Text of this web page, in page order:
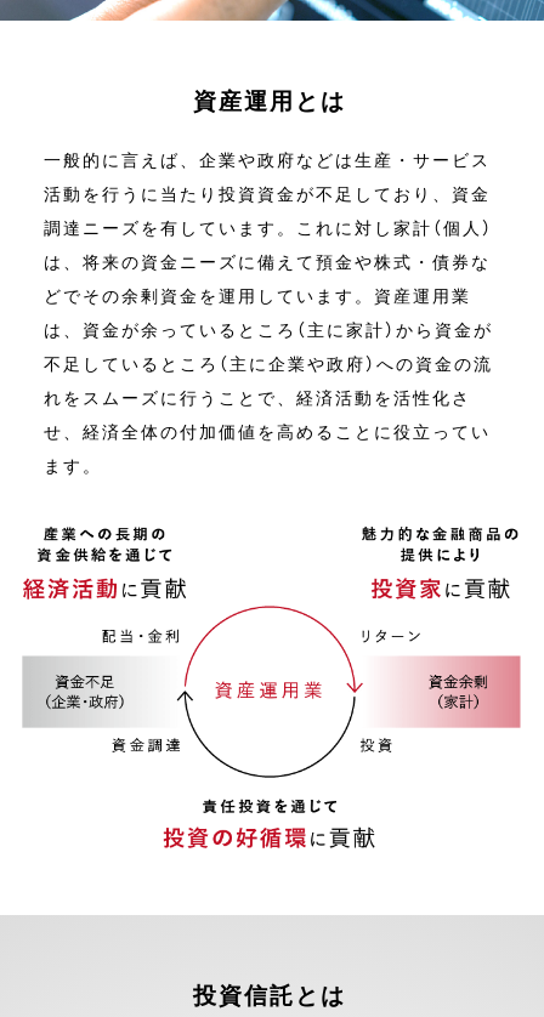
資産運用とは
一般的に言えば、企業や政府などは生産・サービス
活動を行うに当たり投資資金が不足しており、資金
調達ニーズを有しています。これに対し家計（個人）
は、将来の資金ニーズに備えて預金や株式・債券な
どでその余剰資金を運用しています。資産運用業
は、資金が余っているところ（主に家計）から資金が
不足しているところ（主に企業や政府）への資金の流
れをスムーズに行うことで、経済活動を活性化さ
せ、経済全体の付加価値を高めることに役立ってい
ます。
投資信託とは